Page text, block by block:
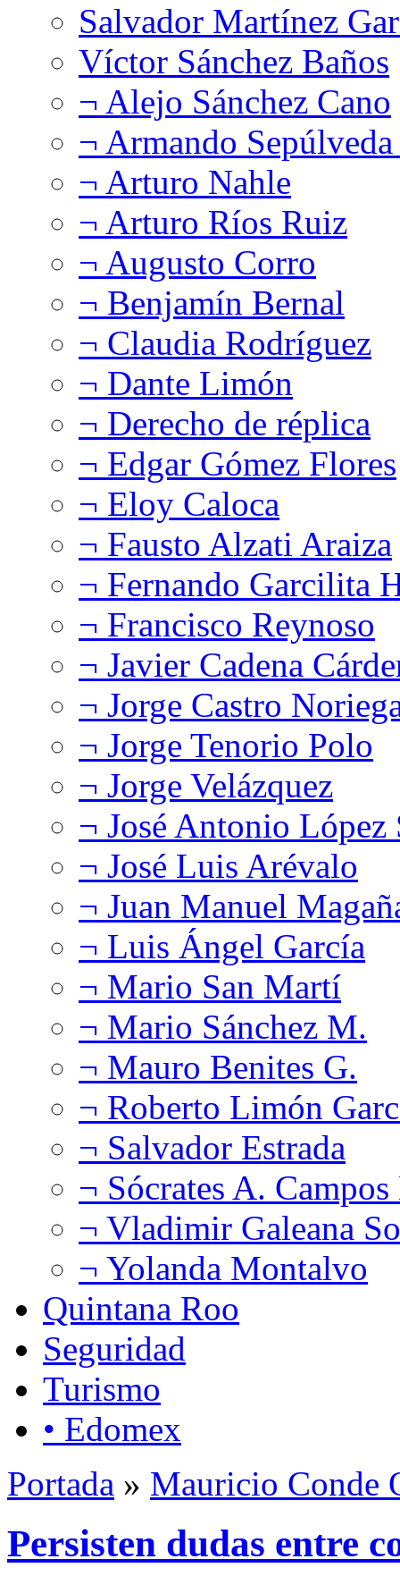
Salvador Martínez
Víctor Sánchez Baños
¬ Alejo Sánchez Cano
¬ Armando
¬ Arturo Nahle
¬ Arturo Ríos Ruiz
¬ Augusto Corro
¬ Benjamín Bernal
¬ Claudia Rodríguez
¬ Dante Limón
¬ Derecho de réplica
¬ Edgar Gómez Flores
¬ Eloy Caloca
¬ Fausto Alzati Araiza
¬ Fernando Garcilita
¬ Francisco Reynoso
¬ Javier Cadena
¬ Jorge Castro
¬ Jorge Tenorio Polo
¬ Jorge Velázquez
¬ José Antonio López
¬ José Luis Arévalo
¬ Juan Manuel
¬ Luis Ángel García
¬ Mario San Martí
¬ Mario Sánchez M.
¬ Mauro Benites G.
¬ Roberto Limón
¬ Salvador Estrada
¬ Sócrates A.
¬ Vladimir Galeana
¬ Yolanda Montalvo
Quintana Roo
Seguridad
Turismo
• Edomex
Portada » Mauricio Conde
Persisten dudas entre